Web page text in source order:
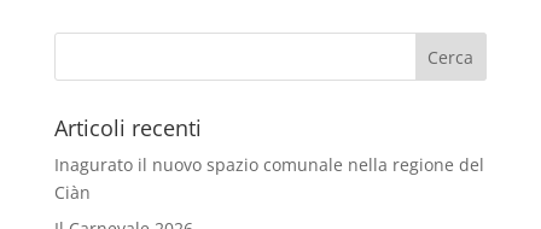
Articoli recenti
Inagurato il nuovo spazio comunale nella regione del
Ciàn